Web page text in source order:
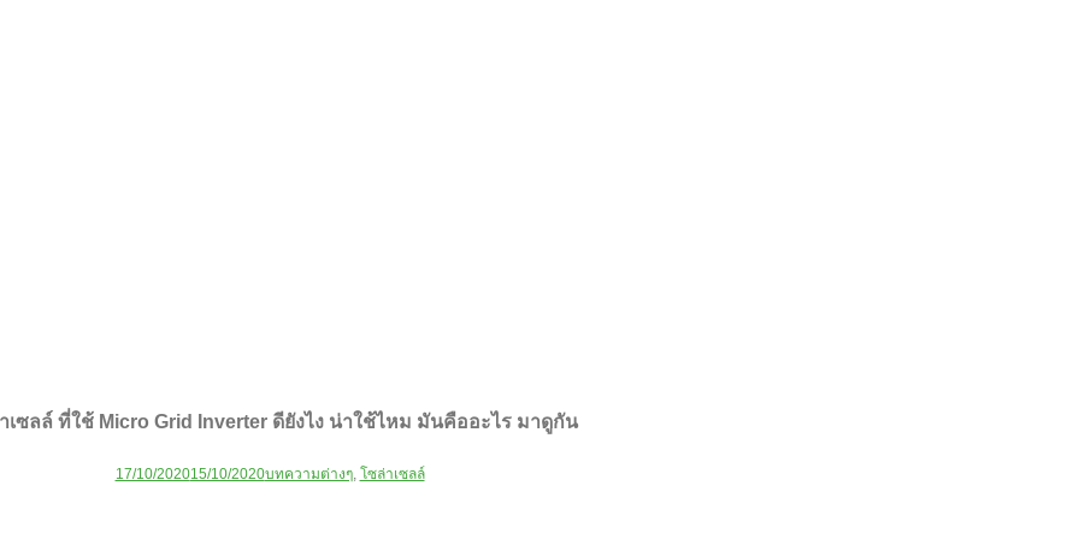
เซลล์ ที่ใช้ Micro Grid Inverter ดียังไง น่าใช้ไหม มันคืออะไร มาดูกัน
17/10/202015/10/2020บทความต่างๆ, โซล่าเซลล์